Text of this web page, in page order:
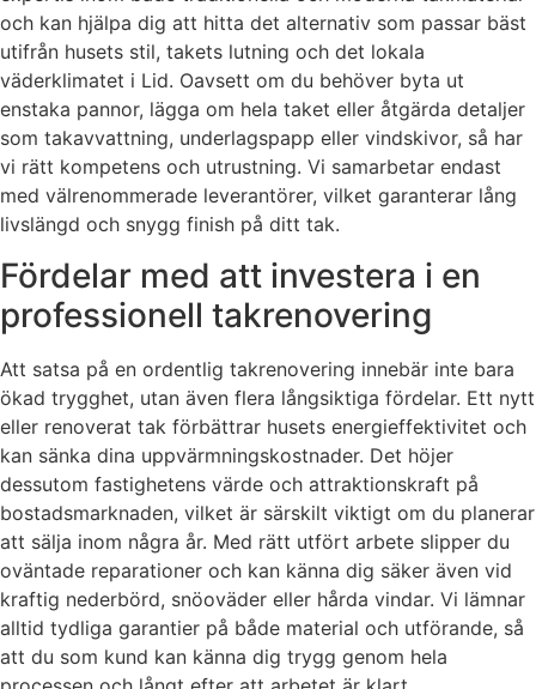
och kan hjälpa dig att hitta det alternativ som passar bäst
utifrån husets stil, takets lutning och det lokala
väderklimatet i Lid. Oavsett om du behöver byta ut
enstaka pannor, lägga om hela taket eller åtgärda detaljer
som takavvattning, underlagspapp eller vindskivor, så har
vi rätt kompetens och utrustning. Vi samarbetar endast
med välrenommerade leverantörer, vilket garanterar lång
livslängd och snygg finish på ditt tak.
Fördelar med att investera i en
professionell takrenovering
Att satsa på en ordentlig takrenovering innebär inte bara
ökad trygghet, utan även flera långsiktiga fördelar. Ett nytt
eller renoverat tak förbättrar husets energieffektivitet och
kan sänka dina uppvärmningskostnader. Det höjer
dessutom fastighetens värde och attraktionskraft på
bostadsmarknaden, vilket är särskilt viktigt om du planerar
att sälja inom några år. Med rätt utfört arbete slipper du
oväntade reparationer och kan känna dig säker även vid
kraftig nederbörd, snöoväder eller hårda vindar. Vi lämnar
alltid tydliga garantier på både material och utförande, så
att du som kund kan känna dig trygg genom hela